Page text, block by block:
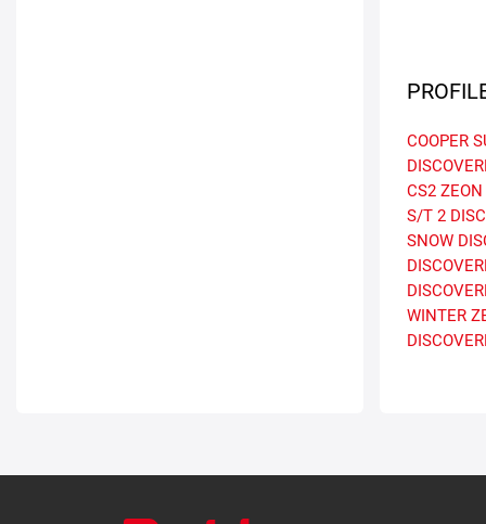
COOPER
CS2
S/T 2
SNOW
WINTER